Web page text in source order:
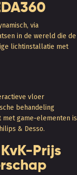
via
in de wereld die de
lichtinstallatie met
vloer
behandeling
met game-elementen is
& Desso.
Prijs